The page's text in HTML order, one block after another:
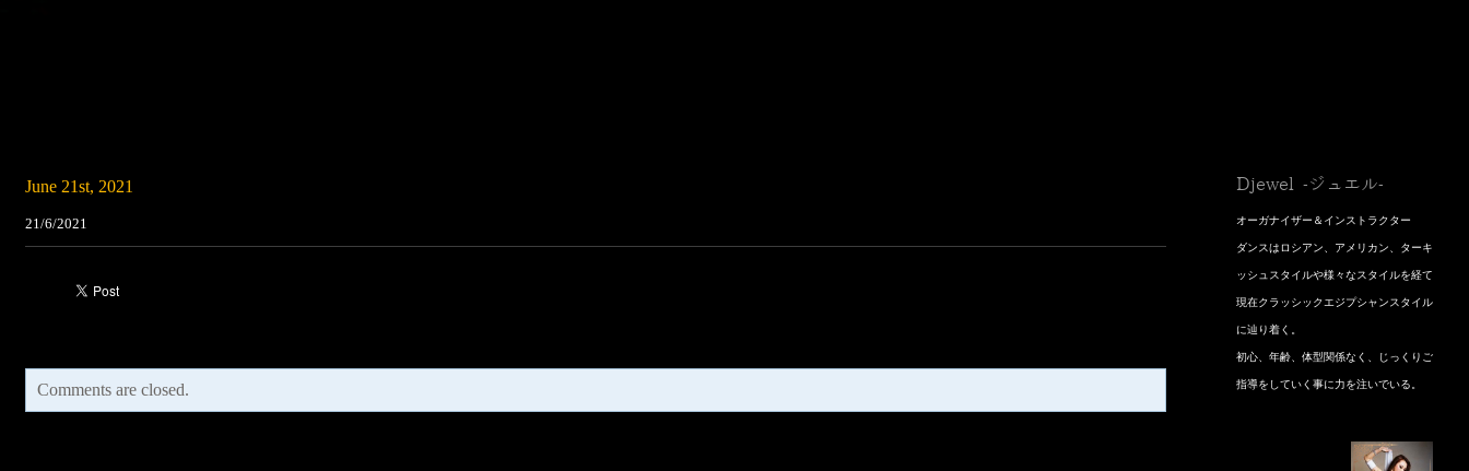
June 21st, 2021
21/6/2021
Comments are closed.
Djewel -ジュエル-
オーガナイザー＆インストラクター
​ダンスはロシアン、アメリカン、ターキ
ッシュスタイルや様々なスタイルを経て
現在クラッシックエジプシャンスタイル
に辿り着く。
初心、年齢、体型関係なく、じっくりご
指導をしていく事に力を注いでいる。